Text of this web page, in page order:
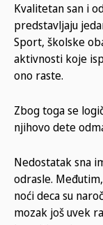
Kvalitetan san i
predstavljaju
Sport, školske
aktivnosti koje
ono raste.
Zbog toga se
njihovo dete
Nedostatak sna
odrasle.
noći deca su
mozak još uvek